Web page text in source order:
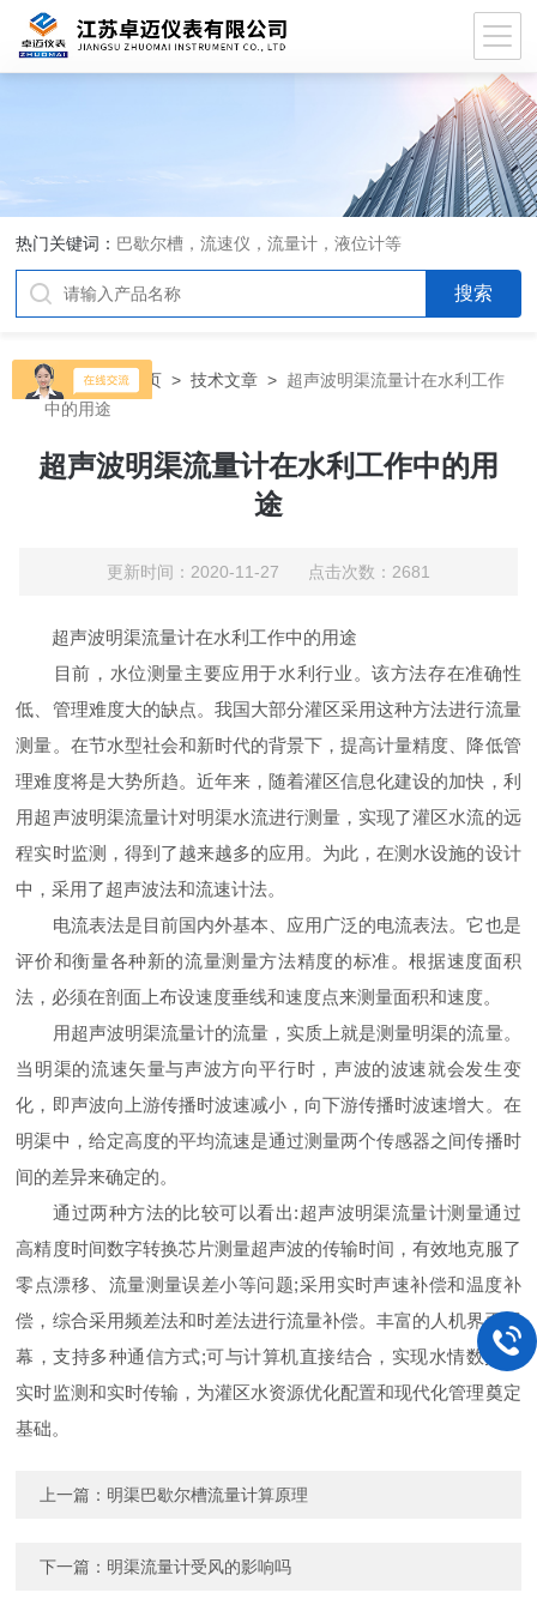
热门关键词： 巴歇尔槽，流速仪，流量计，液位计等
当前位置：首页 >技术文章 > 超声波明渠流量计在水利工作
中的用途
超声波明渠流量计在水利工作中的用
途
更新时间：2020-11-27 点击次数：2681
超声波明渠流量计在水利工作中的用途
目前，水位测量主要应用于水利行业。该方法存在准确性
低、管理难度大的缺点。我国大部分灌区采用这种方法进行流量
测量。在节水型社会和新时代的背景下，提高计量精度、降低管
理难度将是大势所趋。近年来，随着灌区信息化建设的加快，利
用超声波明渠流量计对明渠水流进行测量，实现了灌区水流的远
程实时监测，得到了越来越多的应用。为此，在测水设施的设计
中，采用了超声波法和流速计法。
电流表法是目前国内外基本、应用广泛的电流表法。它也是
评价和衡量各种新的流量测量方法精度的标准。根据速度面积
法，必须在剖面上布设速度垂线和速度点来测量面积和速度。
用超声波明渠流量计的流量，实质上就是测量明渠的流量。
当明渠的流速矢量与声波方向平行时，声波的波速就会发生变
化，即声波向上游传播时波速减小，向下游传播时波速增大。在
明渠中，给定高度的平均流速是通过测量两个传感器之间传播时
间的差异来确定的。
通过两种方法的比较可以看出:超声波明渠流量计测量通过
高精度时间数字转换芯片测量超声波的传输时间，有效地克服了
零点漂移、流量测量误差小等问题;采用实时声速补偿和温度补
偿，综合采用频差法和时差法进行流量补偿。丰富的人机界面屏
幕，支持多种通信方式;可与计算机直接结合，实现水情数据的
实时监测和实时传输，为灌区水资源优化配置和现代化管理奠定
基础。
上一篇： 明渠巴歇尔槽流量计算原理
下一篇： 明渠流量计受风的影响吗